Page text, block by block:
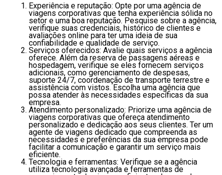
Experiência e reputação: Opte por uma agência de
viagens corporativas que tenha experiência sólida no
setor e uma boa reputação. Pesquise sobre a agência,
verifique suas credenciais, histórico de clientes e
avaliações online para ter uma ideia de sua
confiabilidade e qualidade de serviço.
Serviços oferecidos: Avalie quais serviços a agência
oferece. Além da reserva de passagens aéreas e
hospedagem, verifique se eles fornecem serviços
adicionais, como gerenciamento de despesas,
suporte 24/7, coordenação de transporte terrestre e
assistência com vistos. Escolha uma agência que
possa atender às necessidades específicas da sua
empresa.
Atendimento personalizado: Priorize uma agência de
viagens corporativas que ofereça atendimento
personalizado e dedicação aos seus clientes. Ter um
agente de viagens dedicado que compreenda as
necessidades e preferências da sua empresa pode
facilitar a comunicação e garantir um serviço mais
eficiente.
Tecnologia e ferramentas: Verifique se a agência
utiliza tecnologia avançada e ferramentas de